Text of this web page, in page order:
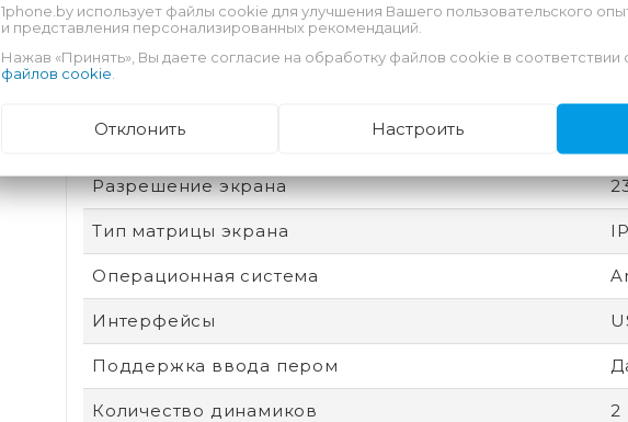
Разъем для док-станции
Беспроводная связь
Разрешение экрана
Тип матрицы экрана
Операционная система
Интерфейсы
Поддержка ввода пером
Количество динамиков 2
1phone.by использует файлы cookie для улучшения Вашего пользовательского
и представления персонализированных рекомендаций.
Нажав «Принять», Вы даете согласие на обработку файлов cookie в соответствии
файлов cookie
Отклонить Настроить